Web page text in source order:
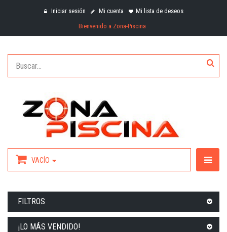
Iniciar sesión Mi cuenta
Mi lista de deseos
Bienvenido a Zona-Piscina
VACÍO
FILTROS
¡LO MÁS VENDIDO!